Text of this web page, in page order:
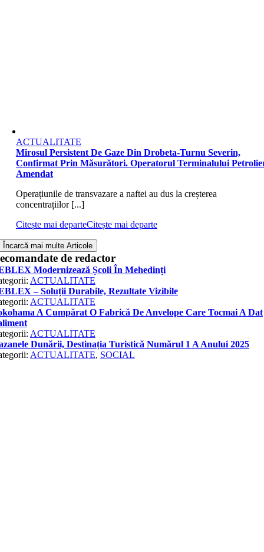
ACTUALITATE
Mirosul Persistent De Gaze Din Drobeta-Turnu Severin,
Confirmat Prin Măsurători. Operatorul Terminalului
Amendat
Operațiunile de transvazare a naftei au dus la creșterea
concentrațiilor [...]
Citește mai departeCitește mai departe
Încarcă mai multe Articole
de redactor
Modernizează Școli În Mehedinți
ACTUALITATE
– Soluții Durabile, Rezultate Vizibile
ACTUALITATE
A Cumpărat O Fabrică De Anvelope Care Tocmai A Dat
ACTUALITATE
Dunării, Destinația Turistică Numărul 1 A Anului 2025
ACTUALITATE, SOCIAL